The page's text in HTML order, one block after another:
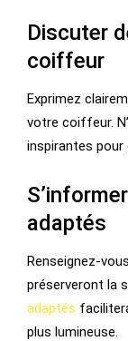
Discuter
coiffeur
Exprimez
votre coiffeur.
inspirantes pour
adaptés
Renseignez-
préserveront la
adaptés
plus lumineuse.